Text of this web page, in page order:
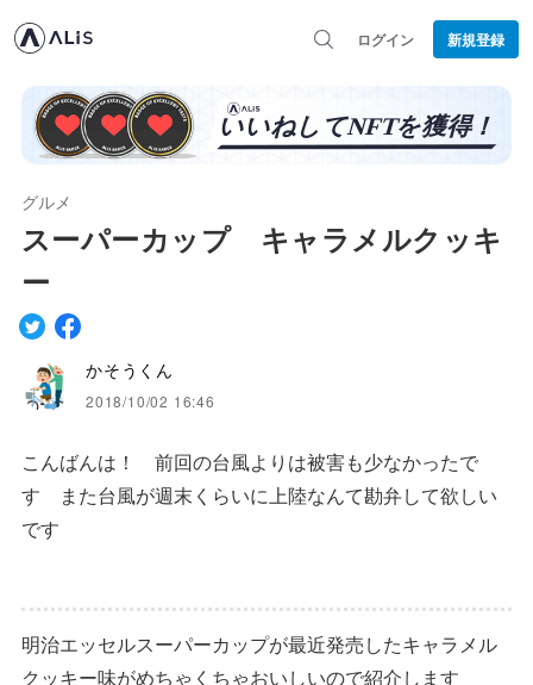
ログイン 新規登録
グルメ
スーパーカップ キャラメルクッキ
ー
かそうくん
2018/10/02 16:46
こんばんは！ 前回の台風よりは被害も少なかったで
す また台風が週末くらいに上陸なんて勘弁して欲しい
です
明治エッセルスーパーカップが最近発売したキャラメル
クッキー味がめちゃくちゃおいしいので紹介します